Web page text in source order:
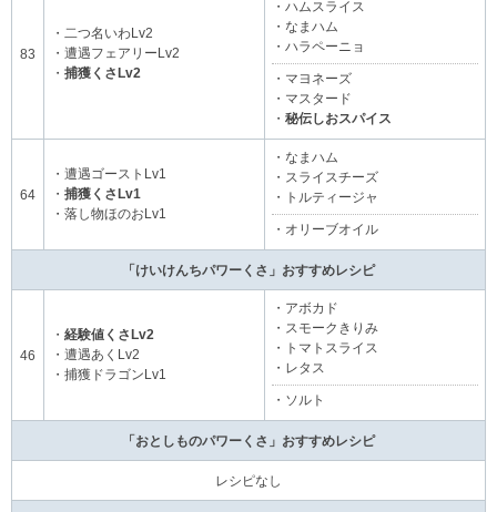
83
・二つ名いわLv2
・遭遇フェアリーLv2
・ 捕獲くさLv2
・ハムスライス
・なまハム
・ハラペーニョ
・マヨネーズ
・マスタード
・ 秘伝しおスパイス
64
・遭遇ゴーストLv1
・ 捕獲くさLv1
・落し物ほのおLv1
・なまハム
・スライスチーズ
・トルティージャ
・オリーブオイル
「けいけんちパワーくさ」おすすめレシピ
46
・ 経験値くさLv2
・遭遇あくLv2
・捕獲ドラゴンLv1
・アボカド
・スモークきりみ
・トマトスライス
・レタス
・ソルト
「おとしものパワーくさ」おすすめレシピ
レシピなし